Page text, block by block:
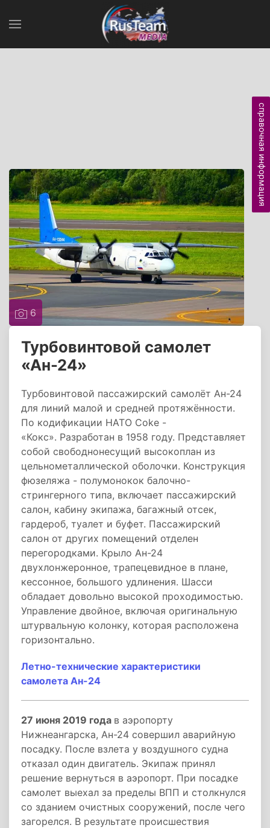
6
Турбовинтовой самолет
«Ан-24»
Турбовинтовой пассажирский самолёт Ан-24
для линий малой и средней протяжённости.
По кодификации НАТО Coke -
«Кокс». Разработан в 1958 году. Представляет
собой свободнонесущий высокоплан из
цельнометаллической оболочки. Конструкция
фюзеляжа - полумонокок балочно-
стрингерного типа, включает пассажирский
салон, кабину экипажа, багажный отсек,
гардероб, туалет и буфет. Пассажирский
салон от других помещений отделен
перегородками. Крыло Ан-24
двухлонжеронное, трапецевидное в плане,
кессонное, большого удлинения. Шасси
обладает довольно высокой проходимостью.
Управление двойное, включая оригинальную
штурвальную колонку, которая расположена
горизонтально.
Летно-технические характеристики
самолета Ан-24
27 июня 2019 года в аэропорту
Нижнеангарска, Ан-24 совершил аварийную
посадку. После взлета у воздушного судна
отказал один двигатель. Экипаж принял
решение вернуться в аэропорт. При посадке
самолет выехал за пределы ВПП и столкнулся
со зданием очистных сооружений, после чего
загорелся. В результате происшествия
справочная информация